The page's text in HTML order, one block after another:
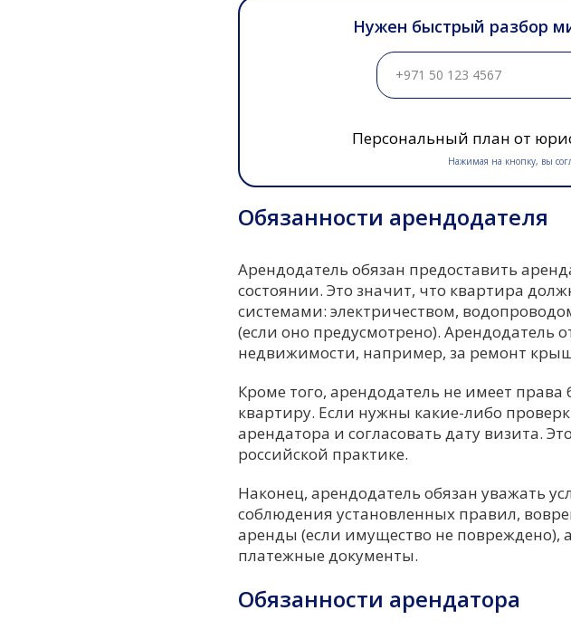
Нужен быстрый разбор
Персональный план от
Нажимая на кнопку, вы
Обязанности арендодателя
Арендодатель обязан предоставить
состоянии. Это значит, что квартира
системами: электричеством,
(если оно предусмотрено). Арендодатель
недвижимости, например, за ремонт
Кроме того, арендодатель не имеет
квартиру. Если нужны какие-либо
арендатора и согласовать дату визита.
российской практике.
Наконец, арендодатель обязан уважать
соблюдения установленных правил,
аренды (если имущество не повреждено),
платежные документы.
Обязанности арендатора